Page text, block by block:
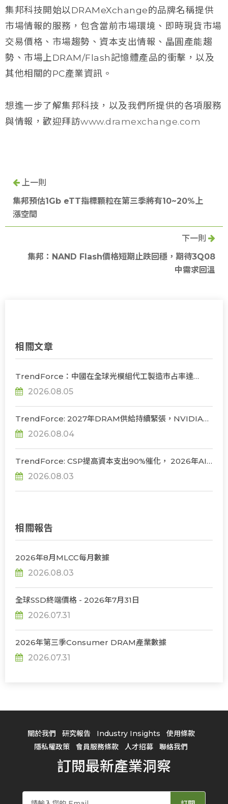
集邦科技開始以DRAMeXchange的品牌名稱提供
市場情報的服務，包含當前市場環境、即時現貨市場
交易價格、市場趨勢、資本支出情報、晶圓產能趨
勢、市場上DRAM/Flash記憶體產品的衝擊，以及
其他相關的PC產業資訊。
想進一步了解集邦科技，以及我們所提供的各項服務
與情報，歡迎拜訪www.dramexchange.com
上一則
集邦預估1Gb eTT指標顆粒在第三季將有10~20%上
漲空間
下一則
集邦：NAND Flash價格短期止跌回穩，期待3Q08
中需求回溫
相關文章
TrendForce：中國在全球光模組代工製造市占率達
56%，若受禁令限制短期供應鏈難脫鉤
2026.08.05
TrendForce: 2027年DRAM供給持續緊張，NVIDIA評
估下調Rubin Ultra HBM配置
2026.08.04
TrendForce: CSP提高資本支出90%催化， 2026年AI
server出貨年增上看31%
2026.08.03
相關報告
2026年8月MLCC每月數據
2026.08.03
全球SSD終端價格 - 2026年7月31日
2026.07.31
2026年第三季Consumer DRAM產業數據
2026.07.31
關於我們 研究報告 Industry Insights
使用條款
隱私權政策
會員服務條款 人才招募 聯絡我們
訂閱最新產業洞察